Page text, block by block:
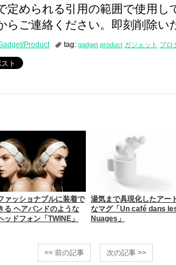
定められる引用の範囲で使用し
らご連絡ください。即刻削除い
Product tag: gadget product ガジェット プロ
ァッショナブルに装着で
る ヘアバンドのような
ッドフォン「TWINE」
湯気まで具現化したアー
なマグ「Un café dans
Nuages」
<< 前の記事 次の記事 >>